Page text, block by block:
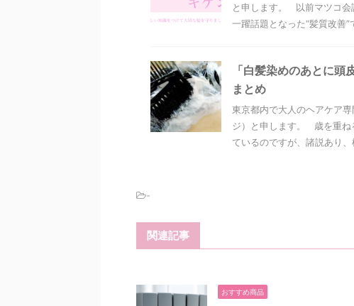
と申します。 以前マツコ会
一躍話題となった“髪質改善”
「白髪染めのあとに
まとめ
東京都内で大人のヘアケア
ジ）と申します。 歳を重ね
ているのですが、諸説あり
-
関連記事
おすすめ商品